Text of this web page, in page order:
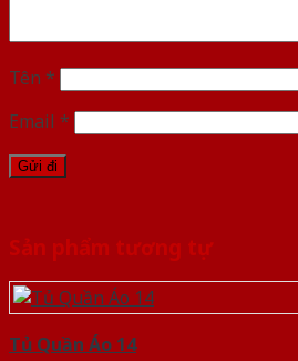
Tên *
Email *
Sản phẩm tương tự
Tủ Quần Áo 14